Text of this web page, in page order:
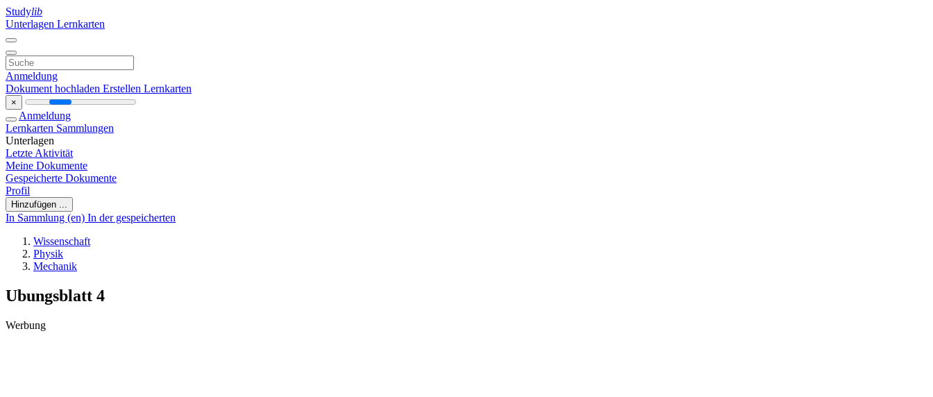
Studylib
Unterlagen Lernkarten
Anmeldung
Dokument hochladen Erstellen Lernkarten
×
Anmeldung
Lernkarten Sammlungen
Unterlagen
Letzte Aktivität
Meine Dokumente
Gespeicherte Dokumente
Profil
Hinzufügen ...
In Sammlung (en) In der gespeicherten
Wissenschaft
Physik
Mechanik
Ubungsblatt 4
Werbung